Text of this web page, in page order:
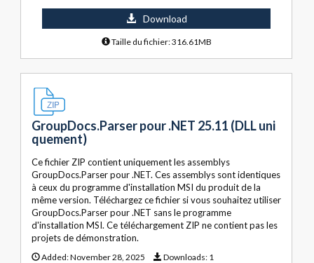
Download
Taille du fichier: 316.61MB
GroupDocs.Parser pour .NET 25.11 (DLL uni
quement)
Ce fichier ZIP contient uniquement les assemblys
GroupDocs.Parser pour .NET. Ces assemblys sont identiques
à ceux du programme d'installation MSI du produit de la
même version. Téléchargez ce fichier si vous souhaitez utiliser
GroupDocs.Parser pour .NET sans le programme
d'installation MSI. Ce téléchargement ZIP ne contient pas les
projets de démonstration.
Added:November 28, 2025 Downloads: 1